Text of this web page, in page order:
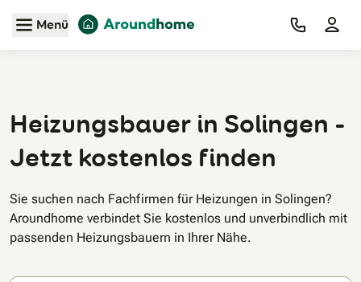
Zum Hauptinhalt
Menü
Heizungsbauer in Solingen -
Jetzt kostenlos finden
Sie suchen nach Fachfirmen für Heizungen in Solingen?
Aroundhome verbindet Sie kostenlos und unverbindlich mit
passenden Heizungsbauern in Ihrer Nähe.